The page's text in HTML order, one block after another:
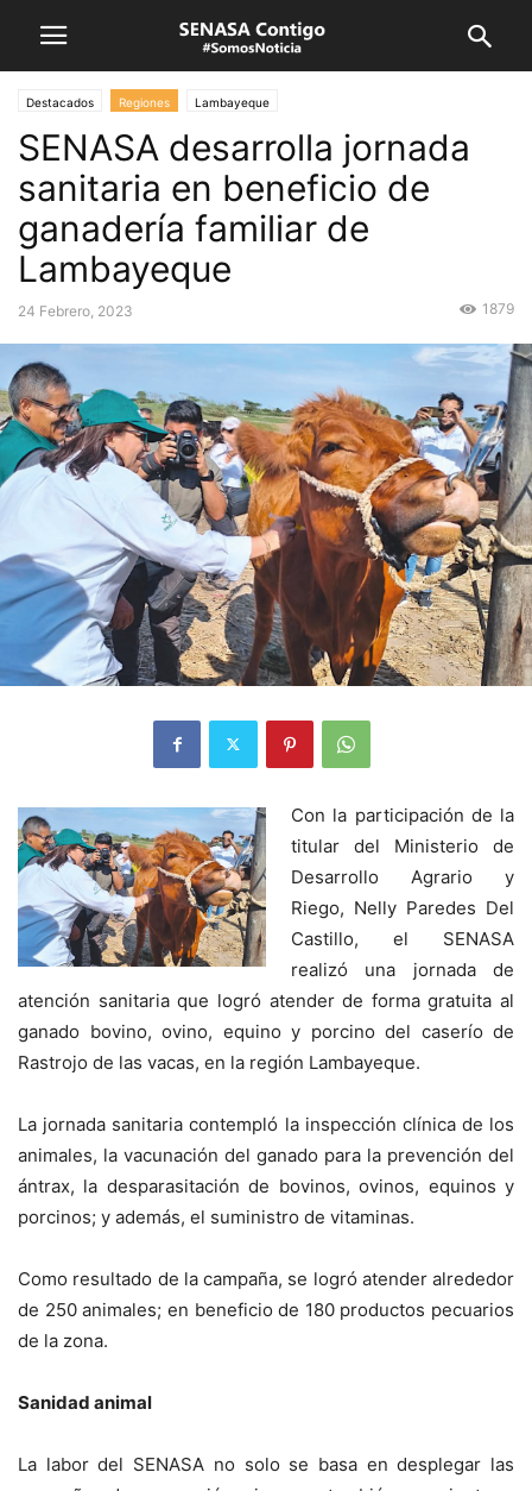
Destacados Regiones Lambayeque
SENASA desarrolla jornada
sanitaria en beneficio de
ganadería familiar de
Lambayeque
24 Febrero, 2023 1879
Con la participación de la
titular del Ministerio de
Desarrollo Agrario y
Riego, Nelly Paredes Del
Castillo, el SENASA
realizó una jornada de
atención sanitaria que logró atender de forma gratuita al
ganado bovino, ovino, equino y porcino del caserío de
Rastrojo de las vacas, en la región Lambayeque.
La jornada sanitaria contempló la inspección clínica de los
animales, la vacunación del ganado para la prevención del
ántrax, la desparasitación de bovinos, ovinos, equinos y
porcinos; y además, el suministro de vitaminas.
Como resultado de la campaña, se logró atender alrededor
de 250 animales; en beneficio de 180 productos pecuarios
de la zona.
Sanidad animal
La labor del SENASA no solo se basa en desplegar las